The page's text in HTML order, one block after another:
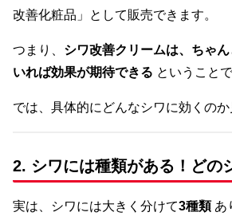
改善化粧品」として販売できます。
つまり、 シワ改善クリームは、ちゃ
いれば効果が期待できる ということで
では、具体的にどんなシワに効くのか
2. シワには種類がある！どの
実は、シワには大きく分けて3種類あ